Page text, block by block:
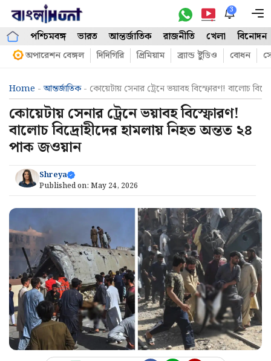
Skip
content
3
পশ্চিমবঙ্গ ভারত আন্তর্জাতিক রাজনীতি খেলা বিনোদন
অপারেশন বেঙ্গল দিদিগিরি প্রিমিয়াম ব্র্যান্ড ষ্টুডিও বোধন
Home -আন্তর্জাতিক- কোয়েটায় সেনার ট্রেনে ভয়াবহ বিস্ফোরণ! বালোচ
কোয়েটায় সেনার ট্রেনে ভয়াবহ বিস্ফোরণ!
বালোচ বিদ্রোহীদের হামলায় নিহত অন্তত ২৪
পাক জওয়ান
Shreya
Published on: May 24, 2026